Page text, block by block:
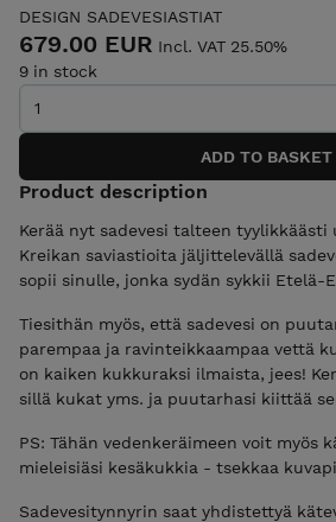
DESIGN SADEVESIASTIAT
679.00 EUR Incl. VAT 25.50%
9 in stock
Product description
Kerää nyt sadevesi talteen
Kreikan saviastioita jäljittelevällä
sopii sinulle, jonka sydän sykkii Etelä-
Tiesithän myös, että sadevesi on
parempaa ja ravinteikkaampaa vettä
on kaiken kukkuraksi ilmaista, jees!
sillä kukat yms. ja puutarhasi kiittää
PS: Tähän vedenkeräimeen voit myös
mieleisiäsi kesäkukkia - tsekkaa
Sadevesitynnyrin saat yhdistettyä